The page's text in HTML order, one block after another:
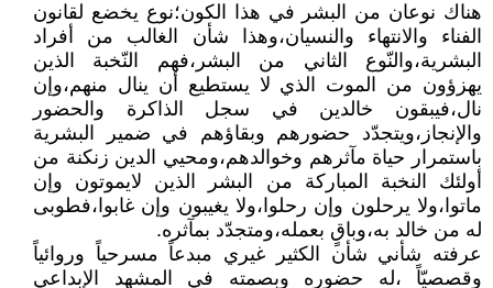
هناك نوعان من البشر في هذا الكون؛نوع يخضع لقانون
الفناء والانتهاء والنسيان،وهذا شأن الغالب من أفراد
البشرية،والنّوع الثاني من البشر،فهم النّخبة الذين
يهزؤون من الموت الذي لا يستطيع أن ينال منهم،وإن
نال،فيبقون خالدين في سجل الذاكرة والحضور
والإنجاز،ويتجدّد حضورهم وبقاؤهم في ضمير البشرية
باستمرار حياة مآثرهم وخوالدهم،ومحيي الدين زنكنة من
أولئك النخبة المباركة من البشر الذين لايموتون وإن
ماتوا،ولا يرحلون وإن رحلوا،ولا يغيبون وإن غابوا،فطوبى
له من خالد به،وباقٍ بعمله،ومتجدّد بمآثره.
عرفته شأني شأن الكثير غيري مبدعاً مسرحياً وروائياً
وقصصيّاً ،له حضوره وبصمته في المشهد الإبداعي